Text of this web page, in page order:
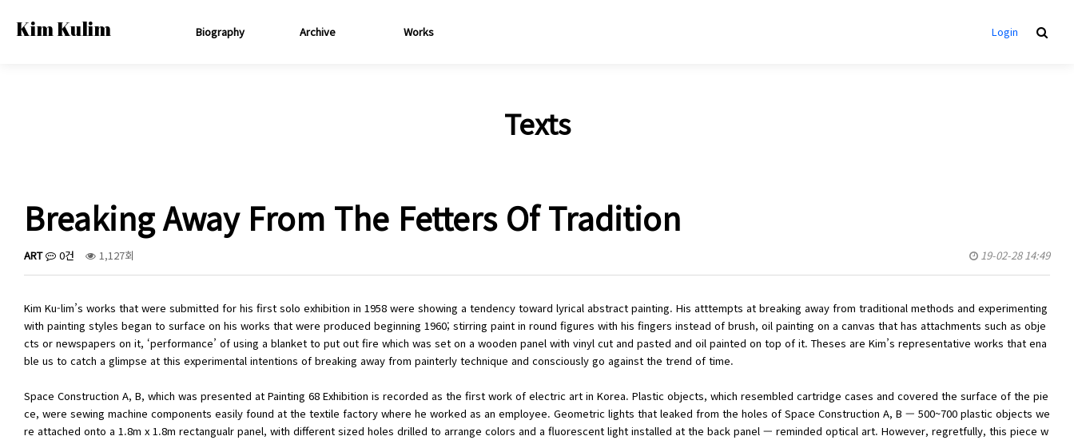
Kim Kulim Login
Biography Archive Works
Texts
Breaking Away From The Fetters Of Tradition
ART 0건 1,127회 19-02-28 14:49
Kim Ku-lim’s works that were submitted for his first solo exhibition in 1958 were showing a tendency toward lyrical abstract painting. His atttempts at breaking away from traditional methods and experimenting
with painting styles began to surface on his works that were produced beginning 1960; stirring paint in round figures with his fingers instead of brush, oil painting on a canvas that has attachments such as obje
cts or newspapers on it, ‘performance’ of using a blanket to put out fire which was set on a wooden panel with vinyl cut and pasted and oil painted on top of it. Theses are Kim’s representative works that ena
ble us to catch a glimpse at this experimental intentions of breaking away from painterly technique and consciously go against the trend of time.
Space Construction A, B, which was presented at Painting 68 Exhibition is recorded as the first work of electric art in Korea. Plastic objects, which resembled cartridge cases and covered the surface of the pie
ce, were sewing machine components easily found at the textile factory where he worked as an employee. Geometric lights that leaked from the holes of Space Construction A, B — 500~700 plastic objects we
re attached onto a 1.8m x 1.8m rectangualr panel, with different sized holes drilled to arrange colors and a fluorescent light installed at the back panel — reminded optical art. However, regretfully, this piece w